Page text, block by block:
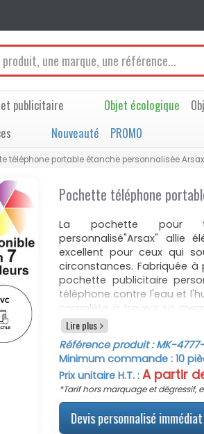
publicitaire Objet écologique
Nouveauté PROMO
téléphone portable étanche personnalisée
Pochette téléphone
La pochette pour
personnalisé"Arsax" allie
excellent pour ceux qui
circonstances. Fabriquée
pochette publicitaire
téléphone contre l'eau et
complète à travers sa
sans avoir à le sortir
particulièrement utile lors
Son système de
garantissent une
assorti, réglable grâce à un
maximal et une grande
pochette, 13 cm de
grande variété de
Lire plus
Référence produit :MK-4777
Minimum commande : 10
Prix unitaire H.T. : A partir
*Tarif hors marquage et dégressif,
Devis personnalisé